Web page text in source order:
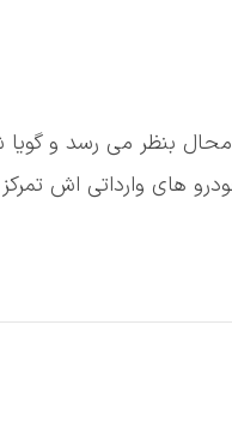
بنظر می رسد و گویا
های وارداتی اش